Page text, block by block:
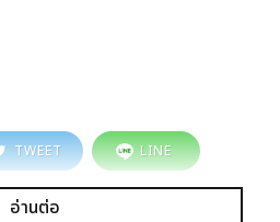
TWEET LINE
อ่านต่อ